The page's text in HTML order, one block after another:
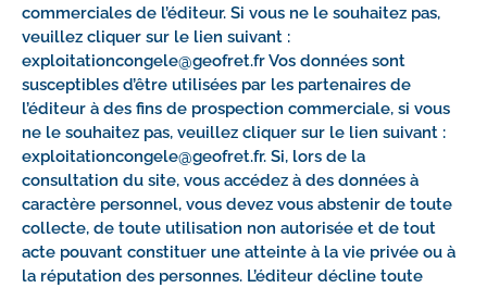
commerciales de l’éditeur. Si vous ne le souhaitez pas,
veuillez cliquer sur le lien suivant :
exploitationcongele@geofret.fr Vos données sont
susceptibles d’être utilisées par les partenaires de
l’éditeur à des fins de prospection commerciale, si vous
ne le souhaitez pas, veuillez cliquer sur le lien suivant :
exploitationcongele@geofret.fr. Si, lors de la
consultation du site, vous accédez à des données à
caractère personnel, vous devez vous abstenir de toute
collecte, de toute utilisation non autorisée et de tout
acte pouvant constituer une atteinte à la vie privée ou à
la réputation des personnes. L’éditeur décline toute